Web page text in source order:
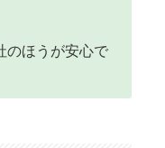
のほうが安心で